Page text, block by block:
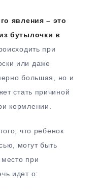
явления – это
бутылочки в
при
или даже
большая, но и
стать причиной
кормлении.
что ребенок
могут быть
при
идет о: